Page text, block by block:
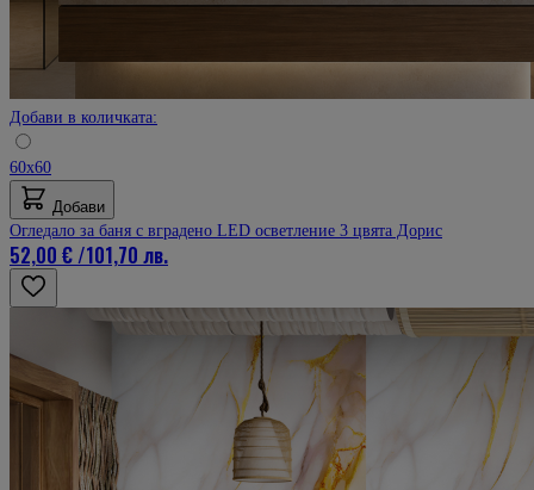
Добави в количката:
60х60
Добави
Огледало за баня с вградено LED осветление 3 цвята Дорис
52,00 €/101,70 лв.